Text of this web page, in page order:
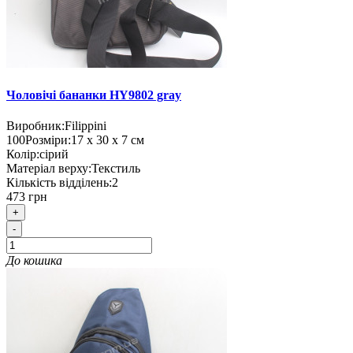
Чоловічі бананки HY9802 gray
Виробник:Filippini
100Розміри:17 х 30 х 7 см
Колір:сірий
Матеріал верху:Текстиль
Кількість відділень:2
473 грн
+
-
До кошика